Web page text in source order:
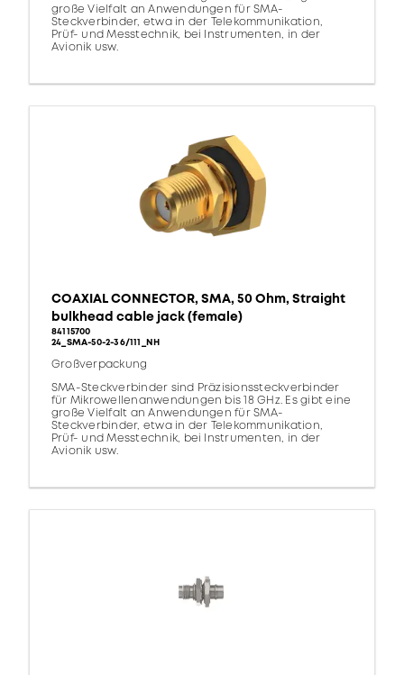
große Vielfalt an Anwendungen für SMA-
Steckverbinder, etwa in der Telekommunikation,
Prüf- und Messtechnik, bei Instrumenten, in der
Avionik usw.
COAXIAL CONNECTOR, SMA, 50 Ohm, Straight
bulkhead cable jack (female)
84115700
24_SMA-50-2-36/111_NH
Großverpackung
SMA-Steckverbinder sind Präzisionssteckverbinder
für Mikrowellenanwendungen bis 18 GHz. Es gibt eine
große Vielfalt an Anwendungen für SMA-
Steckverbinder, etwa in der Telekommunikation,
Prüf- und Messtechnik, bei Instrumenten, in der
Avionik usw.